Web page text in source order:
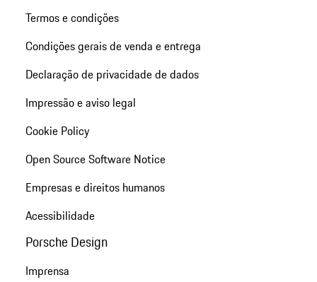
Termos e condições
Condições gerais de venda e entrega
Declaração de privacidade de dados
Impressão e aviso legal
Cookie Policy
Open Source Software Notice
Empresas e direitos humanos
Acessibilidade
Porsche Design
Imprensa